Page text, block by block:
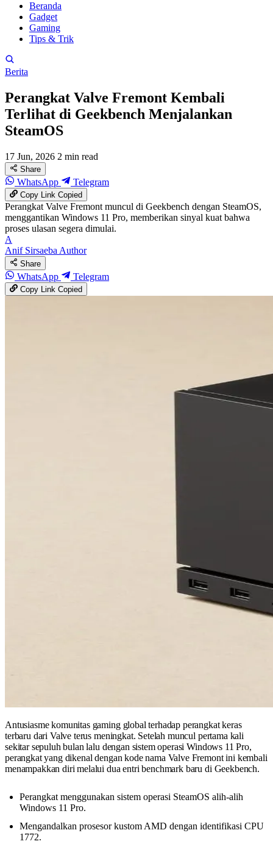
Beranda
Gadget
Gaming
Tips & Trik
Berita
Perangkat Valve Fremont Kembali
Terlihat di Geekbench Menjalankan
SteamOS
17 Jun, 2026 2 min read
Share
WhatsApp Telegram
Copy LinkCopied
Perangkat Valve Fremont muncul di Geekbench dengan SteamOS,
menggantikan Windows 11 Pro, memberikan sinyal kuat bahwa
proses ulasan segera dimulai.
A
Anif SirsaebaAuthor
Share
WhatsApp Telegram
Copy LinkCopied
Antusiasme komunitas gaming global terhadap perangkat keras
terbaru dari Valve terus meningkat. Setelah muncul pertama kali
sekitar sepuluh bulan lalu dengan sistem operasi Windows 11 Pro,
perangkat yang dikenal dengan kode nama Valve Fremont ini kembali
menampakkan diri melalui dua entri benchmark baru di Geekbench.
Perangkat menggunakan sistem operasi SteamOS alih-alih
Windows 11 Pro.
Mengandalkan prosesor kustom AMD dengan identifikasi CPU
1772.